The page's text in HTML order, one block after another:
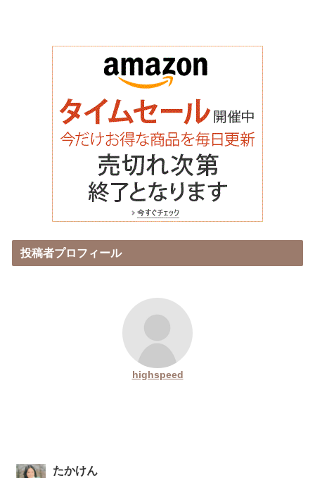
投稿者プロフィール
highspeed
たかけん